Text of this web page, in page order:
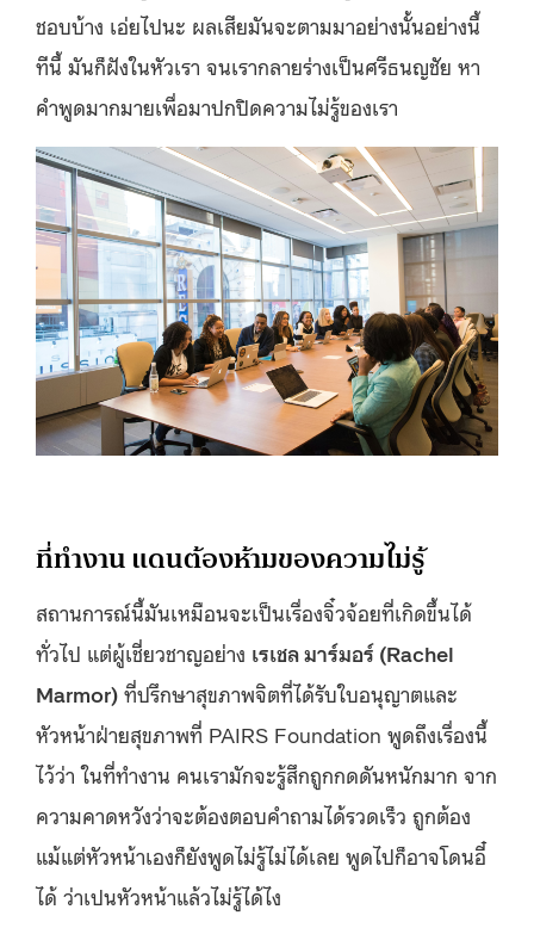
ชอบบ้าง เอ่ยไปนะ ผลเสียมันจะตามมาอย่างนั้นอย่างนี้
ทีนี้ มันก็ฝังในหัวเรา จนเรากลายร่างเป็นศรีธนญชัย หา
คำพูดมากมายเพื่อมาปกปิดความไม่รู้ของเรา
ที่ทำงาน แดนต้องห้ามของความไม่รู้
สถานการณ์นี้มันเหมือนจะเป็นเรื่องจิ๋วจ้อยที่เกิดขึ้นได้
ทั่วไป แต่ผู้เชี่ยวชาญอย่าง เรเชล มาร์มอร์ (Rachel
Marmor) ที่ปรึกษาสุขภาพจิตที่ได้รับใบอนุญาตและ
หัวหน้าฝ่ายสุขภาพที่ PAIRS Foundation พูดถึงเรื่องนี้
ไว้ว่า ในที่ทำงาน คนเรามักจะรู้สึกถูกกดดันหนักมาก จาก
ความคาดหวังว่าจะต้องตอบคำถามได้รวดเร็ว ถูกต้อง
แม้แต่หัวหน้าเองก็ยังพูดไม่รู้ไม่ได้เลย พูดไปก็อาจโดนอี๋
ได้ ว่าเปนหัวหน้าแล้วไม่รู้ได้ไง